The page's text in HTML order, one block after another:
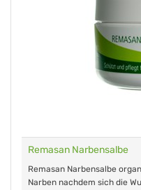
Remasan Narbensalbe
Remasan Narbensalbe
Narben nachdem sich die